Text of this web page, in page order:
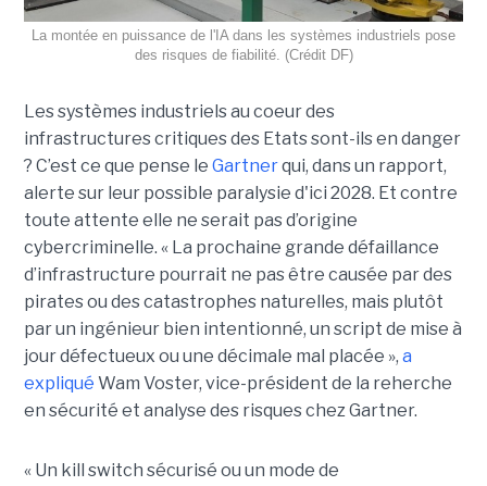
La montée en puissance de l'IA dans les systèmes industriels pose
des risques de fiabilité. (Crédit DF)
Les systèmes industriels au coeur des
infrastructures critiques des Etats sont-ils en danger
? C’est ce que pense le Gartnerqui, dans un rapport,
alerte sur leur possible paralysie d'ici 2028. Et contre
toute attente elle ne serait pas d’origine
cybercriminelle. « La prochaine grande défaillance
d’infrastructure pourrait ne pas être causée par des
pirates ou des catastrophes naturelles, mais plutôt
par un ingénieur bien intentionné, un script de mise à
jour défectueux ou une décimale mal placée », a
expliqué Wam Voster, vice-président de la reherche
en sécurité et analyse des risques chez Gartner.
« Un kill switch sécurisé ou un mode de